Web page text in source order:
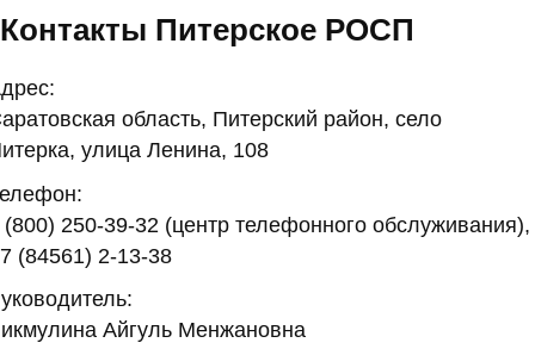
Контакты Питерское РОСП
область, Питерский район, село
улица Ленина, 108
(800) 250-39-32 (центр телефонного обслуживания),
(84561) 2-13-38
Айгуль Менжановна